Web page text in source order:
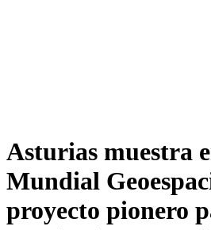
Asturias muestra
Mundial
proyecto pionero